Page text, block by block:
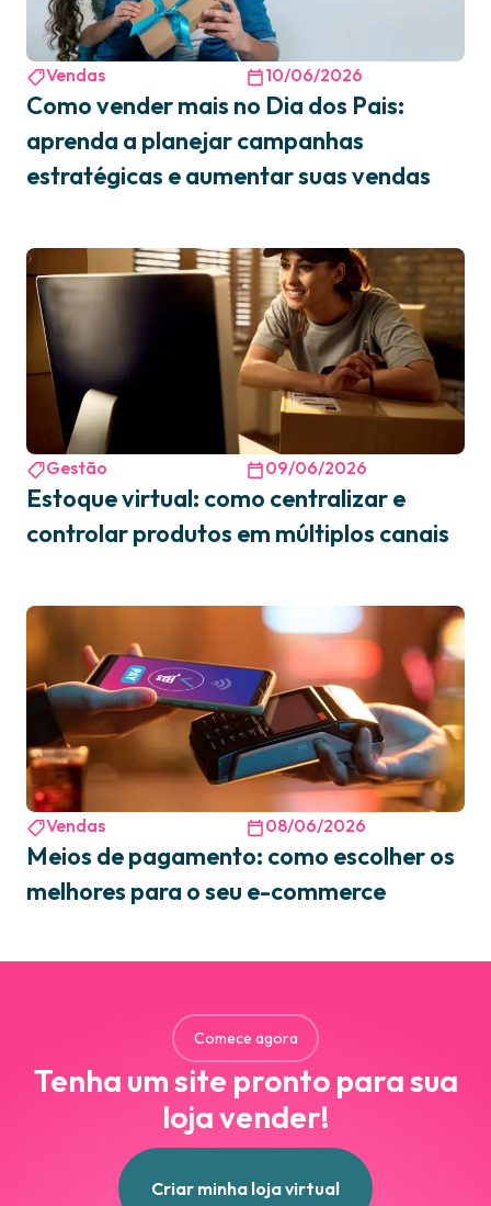
Vendas 10/06/2026
Como vender mais no Dia dos Pais:
aprenda a planejar campanhas
estratégicas e aumentar suas vendas
Gestão 09/06/2026
Estoque virtual: como centralizar e
controlar produtos em múltiplos canais
Vendas 08/06/2026
Meios de pagamento: como escolher os
melhores para o seu e-commerce
Comece agora
Tenha um site pronto para sua
loja vender!
Criar minha loja virtual